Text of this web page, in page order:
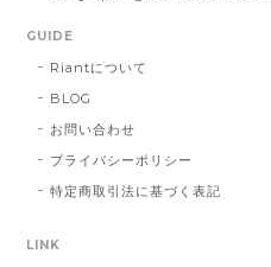
GUIDE
Riantについて
BLOG
お問い合わせ
プライバシーポリシー
特定商取引法に基づく表記
LINK